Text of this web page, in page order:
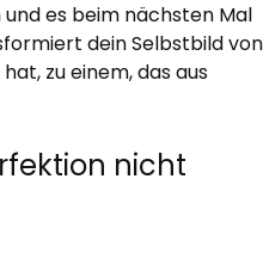
es beim nächsten Mal
dein Selbstbild von
zu einem, das aus
nicht